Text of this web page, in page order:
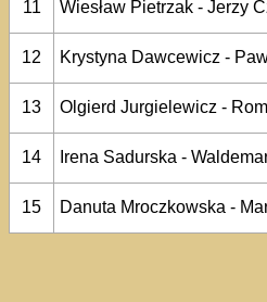
11 Wiesław Pietrzak - Jerzy
12
Krystyna Dawcewicz -
13
Olgierd Jurgielewicz -
14
Irena Sadurska -
15
Danuta Mroczkowska -